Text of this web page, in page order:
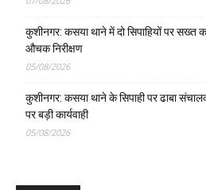
कुशीनगर: कसया थाने में दो सिपाहियों पर सख्त
औचक निरीक्षण
05/08/2026
कुशीनगर: कसया थाने के सिपाही पर ढाबा
पर बड़ी कार्यवाही
05/08/2026